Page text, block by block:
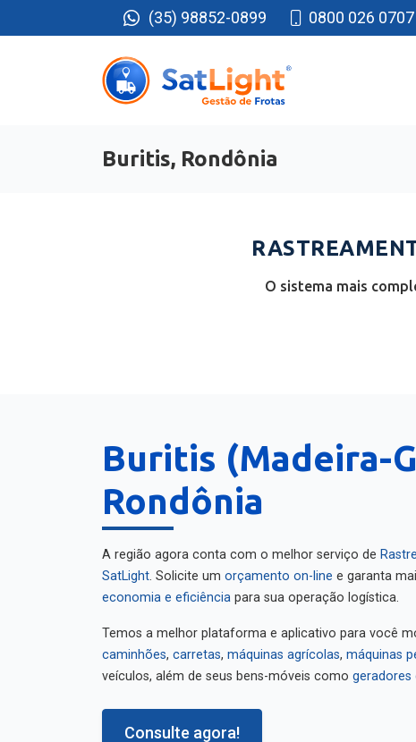
(35) 98852-0899 0800 026 0707
Buritis, Rondônia
O sistema mais
Buritis (Madeira-
Rondônia
A região agora conta com o melhor serviço de
SatLight. Solicite um orçamento on-line e garanta
economia e eficiência para sua operação logística.
Temos a melhor plataforma e aplicativo para você
caminhões, carretas, máquinas agrícolas, máquinas
veículos, além de seus bens-móveis como geradores
Consulte agora!